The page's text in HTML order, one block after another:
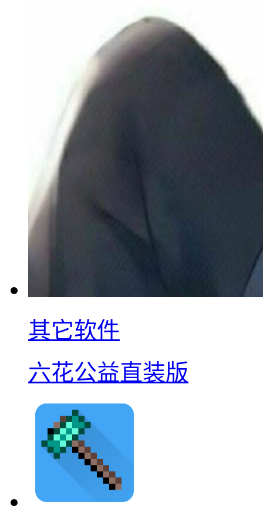
其它软件
六花公益直装版